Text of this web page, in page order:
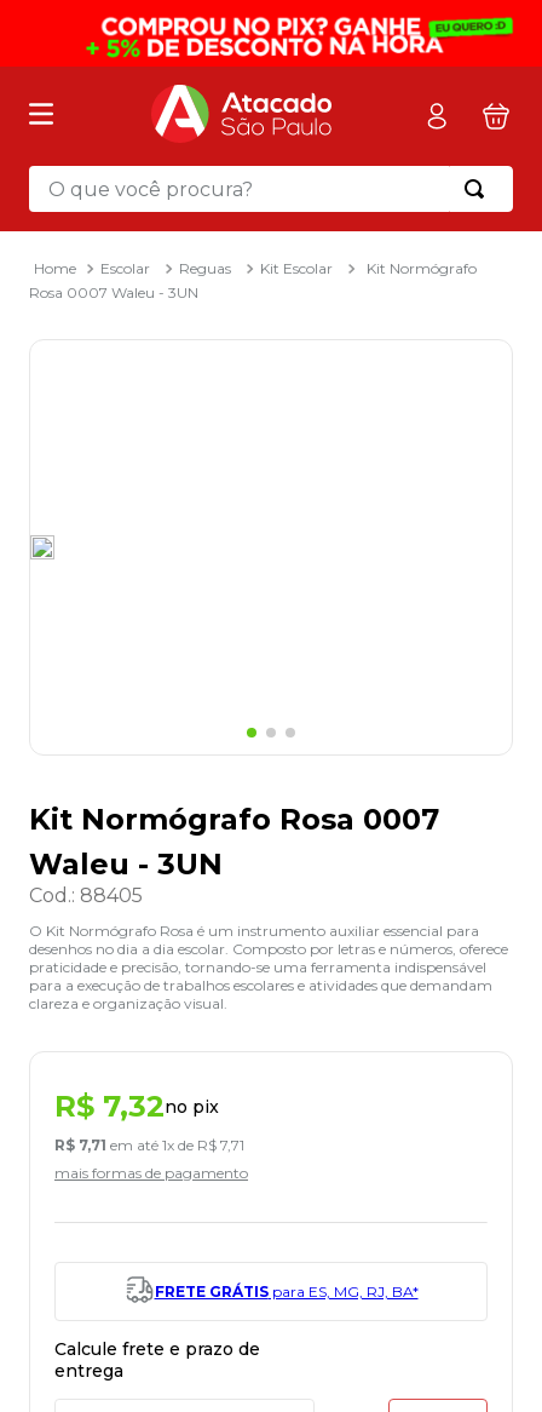
O que você procura?
Escolar Reguas Kit Escolar
Kit Normógrafo
Rosa 0007 Waleu - 3UN
Kit Normógrafo Rosa 0007
Waleu - 3UN
Cod.: 88405
O Kit Normógrafo Rosa é um instrumento auxiliar essencial para
desenhos no dia a dia escolar. Composto por letras e números, oferece
praticidade e precisão, tornando-se uma ferramenta indispensável
para a execução de trabalhos escolares e atividades que demandam
clareza e organização visual.
R$ 7,32no pix
R$ 7,71 em até 1x de R$ 7,71
mais formas de pagamento
FRETE GRÁTISpara ES, MG, RJ, BA*
Termos mais buscados
mochila
2 º sacola
3º mala
8